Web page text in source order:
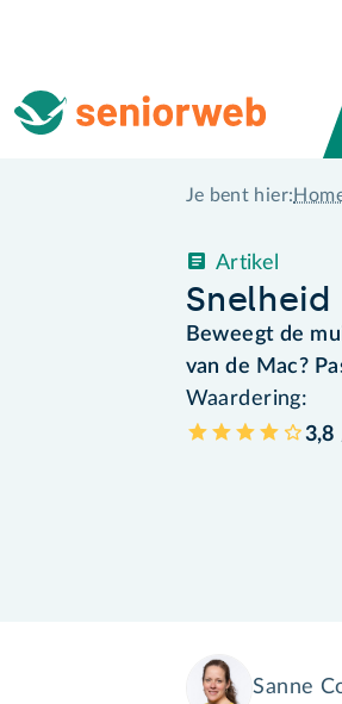
Je bent hier:
Artikel
Beweegt de
van de Mac?
Waardering:
3,8
Sanne